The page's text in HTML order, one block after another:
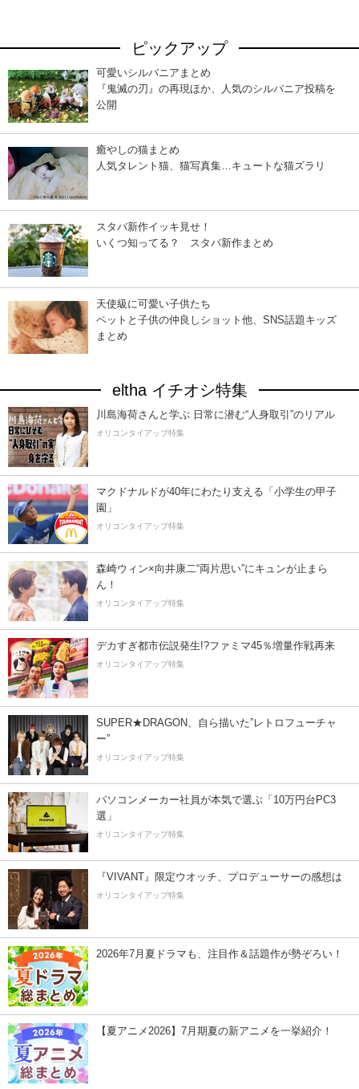
ピックアップ
可愛いシルバニアまとめ
『鬼滅の刃』の再現ほか、人気のシルバニア投稿を
公開
癒やしの猫まとめ
人気タレント猫、猫写真集…キュートな猫ズラリ
スタバ新作イッキ見せ！
いくつ知ってる？ スタバ新作まとめ
天使級に可愛い子供たち
ペットと子供の仲良しショット他、SNS話題キッズ
まとめ
eltha イチオシ特集
川島海荷さんと学ぶ 日常に潜む“人身取引”のリアル
オリコンタイアップ特集
マクドナルドが40年にわたり支える「小学生の甲子
園」
オリコンタイアップ特集
森崎ウィン×向井康二“両片思い”にキュンが止まら
ん！
オリコンタイアップ特集
デカすぎ都市伝説発生!?ファミマ45％増量作戦再来
オリコンタイアップ特集
SUPER★DRAGON、自ら描いた”レトロフューチャ
ー”
オリコンタイアップ特集
パソコンメーカー社員が本気で選ぶ「10万円台PC3
選」
オリコンタイアップ特集
『VIVANT』限定ウオッチ、プロデューサーの感想は
オリコンタイアップ特集
2026年7月夏ドラマも、注目作＆話題作が勢ぞろい！
【夏アニメ2026】7月期夏の新アニメを一挙紹介！